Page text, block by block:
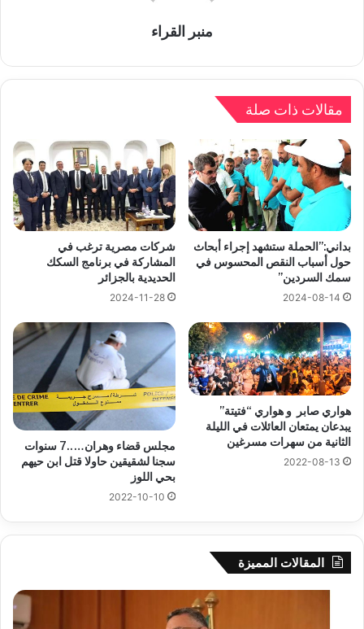
منبر القراء
مقالات ذات صلة
بداني:”الحملة ستشهد إجراء أبحاث
حول أسباب النقص المحسوس في
سمك السردين”
2024-08-14
شركات مصرية ترغب في
المشاركة في برنامج السكك
الحديدية بالجزائر
2024-11-28
هواري صابر و هواري “فتيتة”
يبدعان يمتعان العائلات في الليلة
الثانية من سهرات مسرغين
2022-08-13
مجلس قضاء وهران…..7 سنوات
سجنا لشقيقين حاولا قتل ابن حيهم
بحي اللوز
2022-10-10
المقالات المميزة